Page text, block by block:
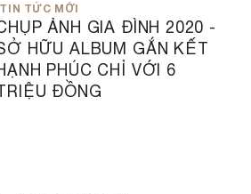
TIN TỨC MỚI
ẢNH GIA ĐÌNH 2020 -
HỮU ALBUM GẮN KẾT
PHÚC CHỈ VỚI 6
ĐỒNG